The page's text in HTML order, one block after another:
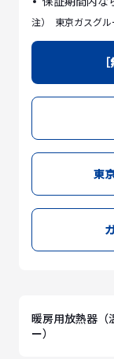
注） 東京ガスグル
東
暖房用放熱器（
ー）